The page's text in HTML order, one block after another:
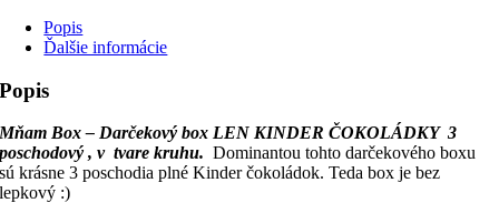
Popis
Ďalšie informácie
Popis
Mňam Box – Darčekový box LEN KINDER ČOKOLÁDKY 3
poschodový , v tvare kruhu.Dominantou tohto darčekového boxu
sú krásne 3 poschodia plné Kinder čokoládok. Teda box je bez
lepkový :)